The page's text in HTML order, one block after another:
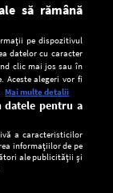
să rămână
pe dispozitivul
datelor cu caracter
clic mai jos sau în
Aceste alegeri vor fi
Mai multe detalii
pentru a
a caracteristicilor
informațiilor de pe
ale publicității și